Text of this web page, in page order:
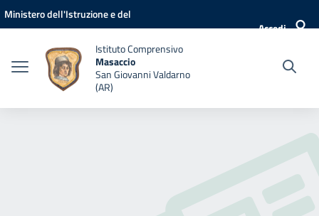
Vai ai contenuti
Vai al menu di navigazione
Vai al footer
Ministero dell'Istruzione e del
Accedi
Istituto Comprensivo
Masaccio
San Giovanni Valdarno
(AR)